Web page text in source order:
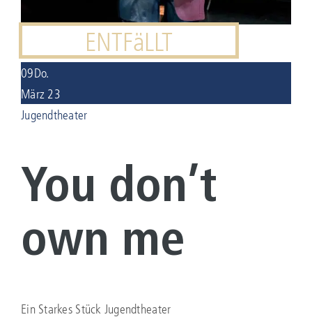
ENTFäLLT
09Do.
März 23
Jugendtheater
You don’t
own me
Ein Starkes Stück Jugendtheater